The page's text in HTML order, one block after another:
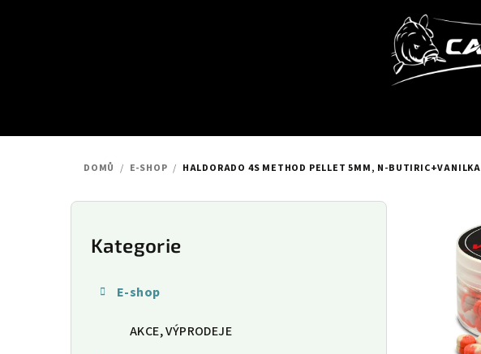
DOMŮ / E-SHOP / HALDORADO 4S METHOD PELLET 5MM, N-BUTIRIC+VANILKA
P
Přeskočit
kategorie
Kategorie
E-shop
AKCE, VÝPRODEJE